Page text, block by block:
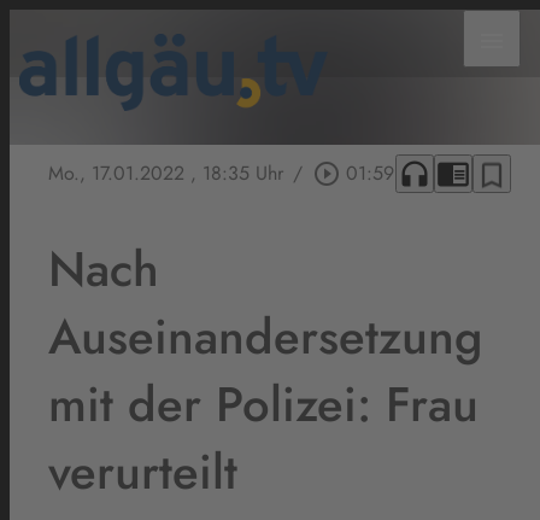
Mo., 17.01.2022 , 18:35 Uhr / play_circle_outline 01:59 headphones chrome_reader_mode bookmark_border
Nach
Auseinandersetzung
mit der Polizei: Frau
verurteilt